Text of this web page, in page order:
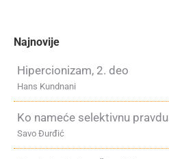
Najnovije
Hipercionizam, 2. deo
Hans Kundnani
Ko nameće selektivnu pravdu
Savo Đurđić